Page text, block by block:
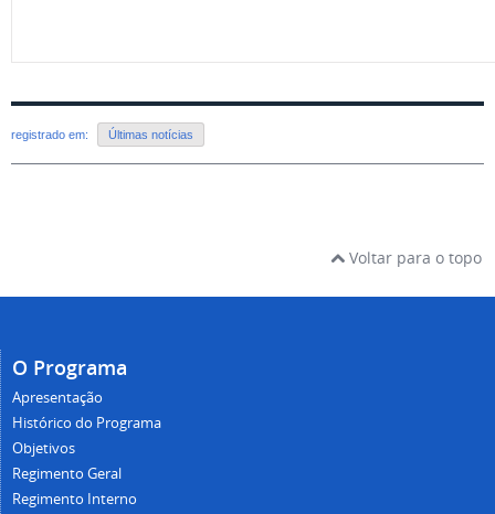
registrado em: Últimas notícias
Voltar para o topo
O Programa
Apresentação
Histórico do Programa
Objetivos
Regimento Geral
Regimento Interno